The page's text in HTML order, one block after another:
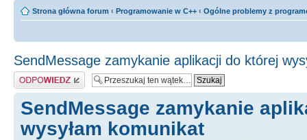
Strona główna forum ‹ Programowanie w C++ ‹ Ogólne problemy z
SendMessage zamykanie aplikacji do której
Odpowiedz
SendMessage zamykanie
wysyłam komunikat